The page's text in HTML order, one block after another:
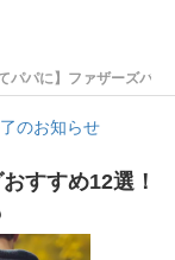
てパパに】ファザーズバ
のお知らせ
すすめ12選！